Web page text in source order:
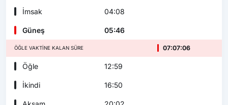
İmsak 04:08
Güneş 05:46
ÖĞLE VAKTINE KALAN SÜRE 07:07:05
Öğle 12:59
İkindi 16:50